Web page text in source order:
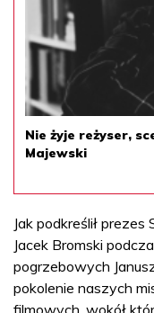
Nie żyje reżyser,
Majewski
Jak podkreślił
Jacek Bromski
pogrzebowych
pokolenie naszych
filmowych, wokół